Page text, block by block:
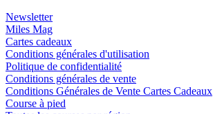
Newsletter
Miles Mag
Cartes cadeaux
Conditions générales d'utilisation
Politique de confidentialité
Conditions générales de vente
Conditions Générales de Vente Cartes Cadeaux
Course à pied